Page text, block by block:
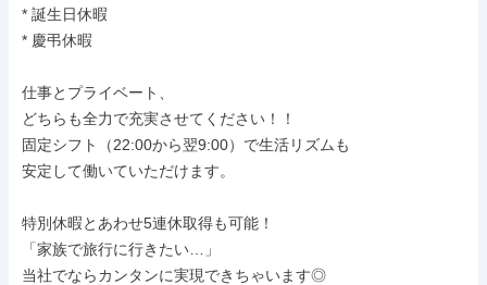
* 誕生日休暇
* 慶弔休暇
仕事とプライベート、
どちらも全力で充実させてください！！
固定シフト（22:00から翌9:00）で生活リズムも
安定して働いていただけます。
特別休暇とあわせ5連休取得も可能！
「家族で旅行に行きたい…」
当社でならカンタンに実現できちゃいます◎